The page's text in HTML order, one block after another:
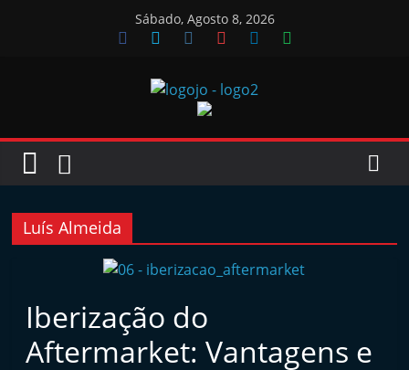
Sábado, Agosto 8, 2026
Jornal
J
r
n
Luís Almeida
Iberização do
Aftermarket: Vantagens e